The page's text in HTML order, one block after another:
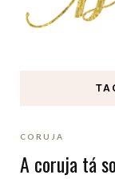
CORUJA
A coruja tá